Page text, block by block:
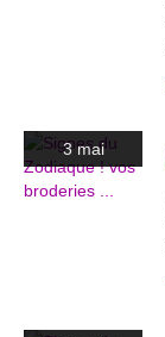
3 mai